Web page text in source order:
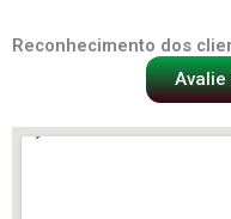
Reconhecimento dos
Avalie